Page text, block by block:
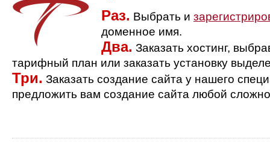
Раз. Выбрать и
доменное имя.
Два. Заказать хостинг,
тарифный план или заказать установку
Три. Заказать создание сайта у нашего
предложить вам создание сайта любой